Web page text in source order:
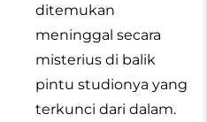
ditemukan
meninggal secara
misterius di balik
pintu studionya yang
terkunci dari dalam.